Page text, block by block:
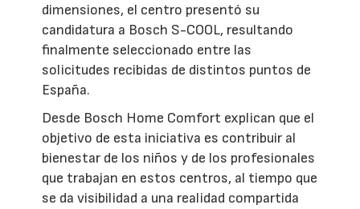
dimensiones, el centro presentó su
candidatura a Bosch S-COOL, resultando
finalmente seleccionado entre las
solicitudes recibidas de distintos puntos de
España.
Desde Bosch Home Comfort explican que el
objetivo de esta iniciativa es contribuir al
bienestar de los niños y de los profesionales
que trabajan en estos centros, al tiempo que
se da visibilidad a una realidad compartida